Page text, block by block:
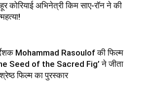
कोरियाई अभिनेत्री किम साए-रॉन ने की
Mohammad Rasoulof की फिल्म
Seed of the Sacred Fig’ ने जीता
फिल्म का पुरस्कार